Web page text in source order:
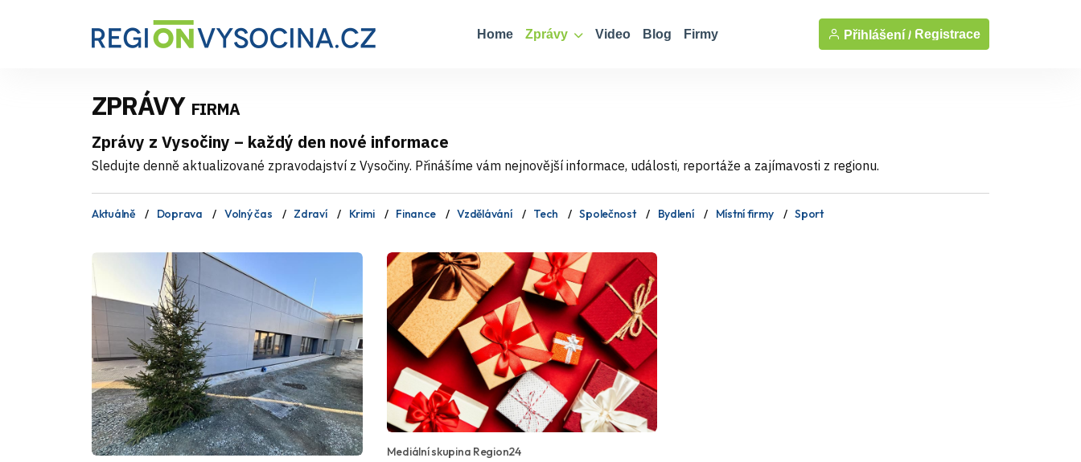
Home Zprávy Video Blog Firmy Přihlášení / Registrace
ZPRÁVY FIRMA
Zprávy z Vysočiny – každý den nové informace
Sledujte denně aktualizované zpravodajství z Vysočiny. Přinášíme vám nejnovější informace, události, reportáže a zajímavosti z regionu.
Aktuálně Doprava Volný čas Zdraví Krimi Finance Vzdělávání Tech Společnost Bydlení Místní firmy Sport
Mediální skupina Region24